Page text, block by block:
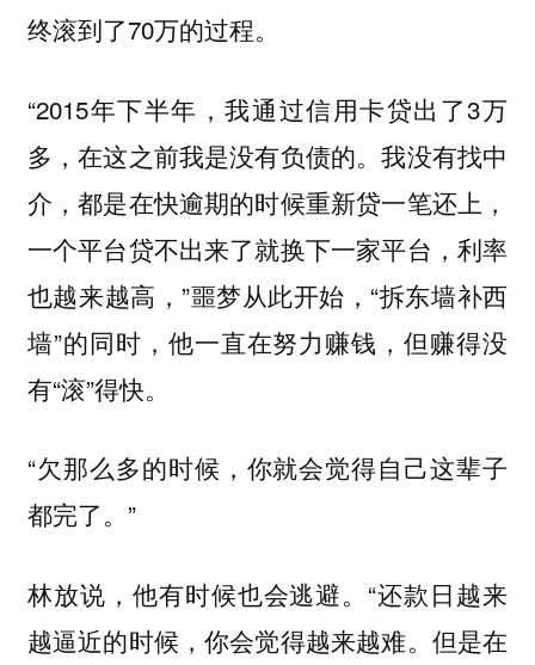
终滚到了70万的过程。
“2015年下半年，我通过信用卡贷出了3万
多，在这之前我是没有负债的。我没有找中
介，都是在快逾期的时候重新贷一笔还上，
一个平台贷不出来了就换下一家平台，利率
也越来越高，”噩梦从此开始，“拆东墙补西
墙”的同时，他一直在努力赚钱，但赚得没
有“滚”得快。
“欠那么多的时候，你就会觉得自己这辈子
都完了。”
林放说，他有时候也会逃避。“还款日越来
越逼近的时候，你会觉得越来越难。但是在